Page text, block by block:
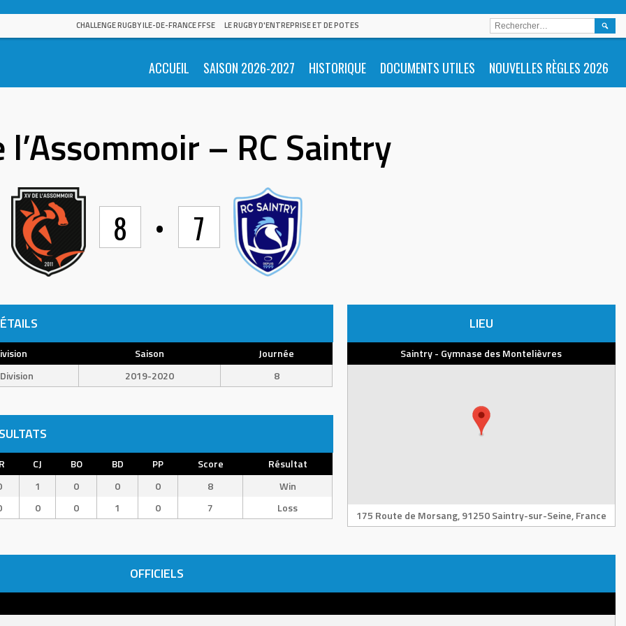
CHALLENGE RUGBY ILE-DE-FRANCE FFSE LE RUGBY D'ENTREPRISE ET DE POTES
ACCUEIL SAISON 2026-2027 HISTORIQUE DOCUMENTS UTILES NOUVELLES RÈGLES 2026
l’Assommoir – RC Saintry
8 • 7
Saison
Journée
2019-2020 8
LIEU
Saintry - Gymnase des Montelièvres
175 Route de Morsang, 91250 Saintry-sur-Seine, France
CJ BO BD PP Score
Résultat
1 0 0 0 8
Win
0 0 1 0 7 Loss
OFFICIELS